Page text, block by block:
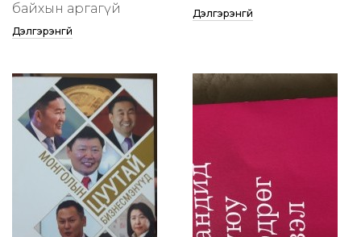
байхын аргагүй
Дэлгэрэнгүй
Дэлгэрэнгүй